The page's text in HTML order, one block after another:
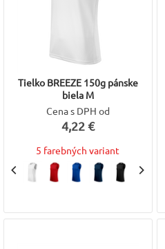
Tielko BREEZE 150g pánske
biela M
Cena s DPH od
4,22 €
5 farebných variant